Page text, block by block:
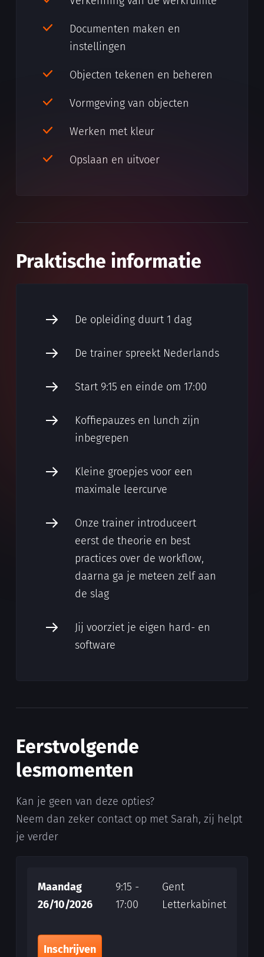
Documenten maken en
instellingen
Objecten tekenen en beheren
Vormgeving van objecten
Werken met kleur
Opslaan en uitvoer
Praktische informatie
De opleiding duurt 1 dag
De trainer spreekt Nederlands
Start 9:15 en einde om 17:00
Koffiepauzes en lunch zijn
inbegrepen
Kleine groepjes voor een
maximale leercurve
Onze trainer introduceert
eerst de theorie en best
practices over de workflow,
daarna ga je meteen zelf aan
de slag
Jij voorziet je eigen hard- en
software
Eerstvolgende
lesmomenten
Kan je geen van deze opties?
Neem dan zeker contact op met Sarah, zij helpt
je verder
Maandag
26/10/2026
9:15 -
17:00
Gent
Letterkabinet
Inschrijven